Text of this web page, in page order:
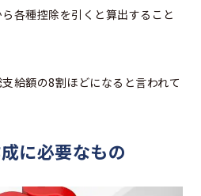
各種控除を引くと算出すること
給額の8割ほどになると言われて
に必要なもの